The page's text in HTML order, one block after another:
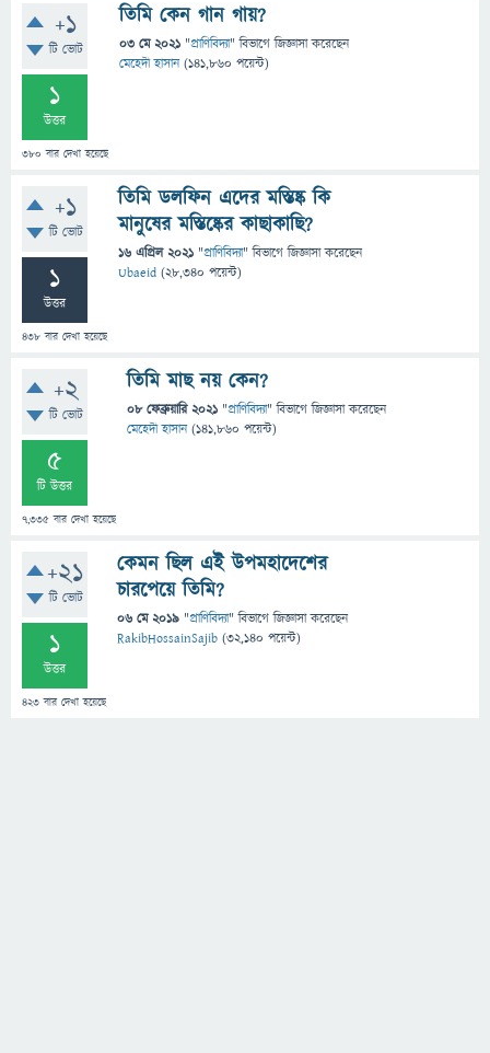
+1
টি ভোট
1
উত্তর
380 বার দেখা হয়েছে
তিমি কেন গান গায়?
03 মে 2021 "প্রাণিবিদ্যা" বিভাগে জিজ্ঞাসাকরেছেন
মেহেদী হাসান (141,860 পয়েন্ট)
+1
টি ভোট
1
উত্তর
438 বার দেখা হয়েছে
তিমি ডলফিন এদের মস্তিষ্ক কি
মানুষের মস্তিষ্কের কাছাকাছি?
16 এপ্রিল 2021 "প্রাণিবিদ্যা" বিভাগে জিজ্ঞাসাকরেছেন
Ubaeid (28,340 পয়েন্ট)
+2
টি ভোট
5
টি উত্তর
7,335 বার দেখা হয়েছে
তিমি মাছ নয় কেন?
08 ফেব্রুয়ারি 2021 "প্রাণিবিদ্যা" বিভাগে জিজ্ঞাসাকরেছেন
মেহেদী হাসান (141,860 পয়েন্ট)
+21
টি ভোট
1
উত্তর
423 বার দেখা হয়েছে
কেমন ছিল এই উপমহাদেশের
চারপেয়ে তিমি?
06 মে 2019 "প্রাণিবিদ্যা" বিভাগে জিজ্ঞাসাকরেছেন
RakibHossainSajib (32,140 পয়েন্ট)